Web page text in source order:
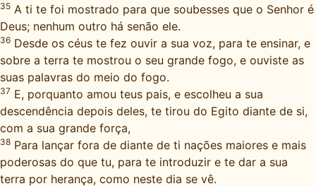
35 A ti te foi mostrado para que soubesses que o Senhor é
Deus; nenhum outro há senão ele.
36 Desde os céus te fez ouvir a sua voz, para te ensinar, e
sobre a terra te mostrou o seu grande fogo, e ouviste as
suas palavras do meio do fogo.
37 E, porquanto amou teus pais, e escolheu a sua
descendência depois deles, te tirou do Egito diante de si,
com a sua grande força,
38 Para lançar fora de diante de ti nações maiores e mais
poderosas do que tu, para te introduzir e te dar a sua
terra por herança, como neste dia se vê.